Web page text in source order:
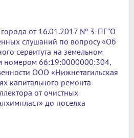
от 16.01.2017 № 3-ПГ "О
слушаний по вопросу «Об
сервитута на земельном
номером 66:19:0000000:304,
ООО «Нижнетагильская
капитального ремонта
от очистных
до поселка